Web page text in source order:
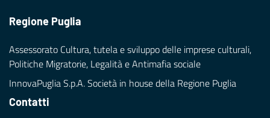
Regione Puglia
Assessorato Cultura, tutela e sviluppo delle imprese culturali,
Politiche Migratorie, Legalità e Antimafia sociale
InnovaPuglia S.p.A. Società in house della Regione Puglia
Contatti